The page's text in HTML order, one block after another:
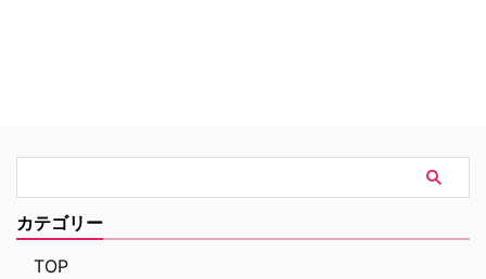
した。 サイモンは以前、2021年
のインタビューで『プラダを着た
悪魔』を一度も観たことがな …
カテゴリー
TOP